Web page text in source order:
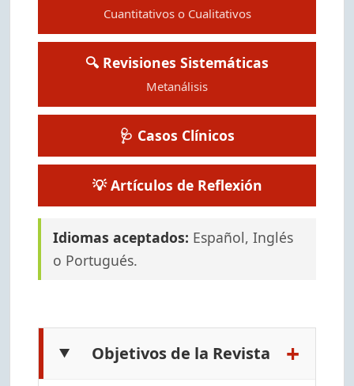
Cuantitativos o Cualitativos
🔍 Revisiones Sistemáticas
Metanálisis
🩺 Casos Clínicos
💡 Artículos de Reflexión
Idiomas aceptados: Español, Inglés
o Portugués.
Objetivos de la Revista +